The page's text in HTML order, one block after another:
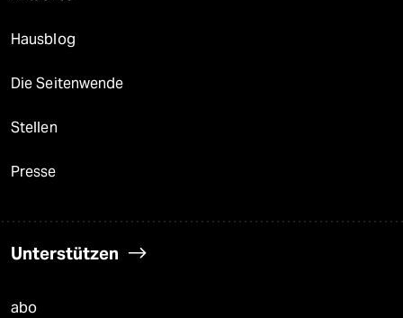
Hausblog
Die Seitenwende
Stellen
Presse
Unterstützen
abo